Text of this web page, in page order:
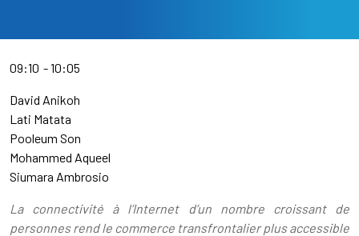
09:10 10:05
David Anikoh
Lati Matata
Pooleum Son
Mohammed Aqueel
Siumara Ambrosio
La connectivité à l’Internet d’un nombre croissant de
personnes rend le commerce transfrontalier plus accessible